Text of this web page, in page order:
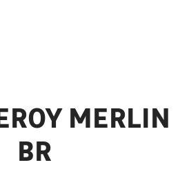
MERLIN
BR